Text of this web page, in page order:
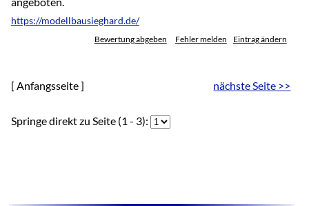
https://modellbausieghard.de/
Bewertung abgeben Fehler melden Eintrag ändern
[ Anfangsseite ] nächste Seite >>
Springe direkt zu Seite (1 - 3):